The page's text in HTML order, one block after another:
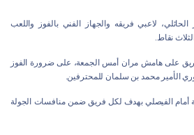
لاعبي فريقه والجهاز الفني بالفوز واللعب
نقاط.
على هامش مران أمس الجمعة، على ضرورة الفوز
الأمير محمد بن سلمان للمحترفين.
أمام الفيصلي بهدف لكل فريق ضمن منافسات الجولة